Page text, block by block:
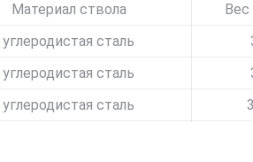
Материал ствола
углеродистая сталь
углеродистая сталь
углеродистая сталь